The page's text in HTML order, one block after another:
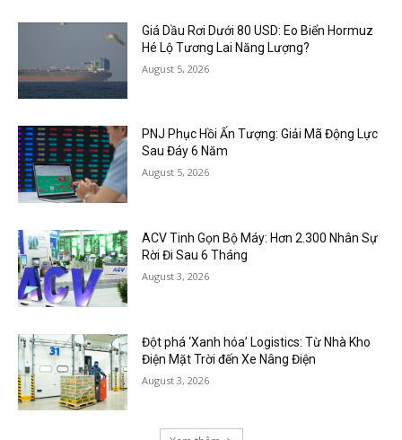
Giá Dầu Rơi Dưới 80 USD: Eo Biển Hormuz
Hé Lộ Tương Lai Năng Lượng?
August 5, 2026
PNJ Phục Hồi Ấn Tượng: Giải Mã Động Lực
Sau Đáy 6 Năm
August 5, 2026
ACV Tinh Gọn Bộ Máy: Hơn 2.300 Nhân Sự
Rời Đi Sau 6 Tháng
August 3, 2026
Đột phá ‘Xanh hóa’ Logistics: Từ Nhà Kho
Điện Mặt Trời đến Xe Nâng Điện
August 3, 2026